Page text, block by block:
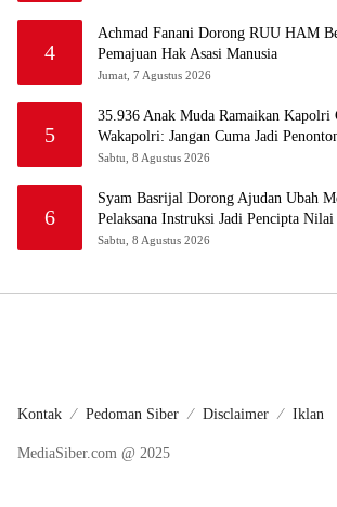
4
Achmad Fanani Dorong RUU HAM
Pemajuan Hak Asasi Manusia
Jumat, 7 Agustus 2026
5
35.936 Anak Muda Ramaikan Kapolri
Wakapolri: Jangan Cuma Jadi
Sabtu, 8 Agustus 2026
6
Syam Basrijal Dorong Ajudan Ubah
Pelaksana Instruksi Jadi Pencipta Nilai
Sabtu, 8 Agustus 2026
Kontak Pedoman Siber Disclaimer Iklan
MediaSiber.com @ 2025